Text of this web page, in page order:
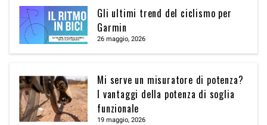
Gli ultimi trend del ciclismo per
Garmin
26 maggio, 2026
Mi serve un misuratore di potenza?
I vantaggi della potenza di soglia
funzionale
19 maggio, 2026